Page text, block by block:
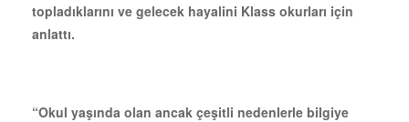
topladıklarını ve gelecek hayalini Klass okurları için
anlattı.
“Okul yaşında olan ancak çeşitli nedenlerle bilgiye